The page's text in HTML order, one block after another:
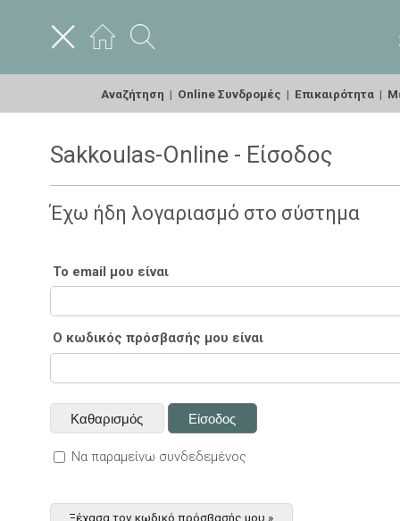
Αναζήτηση | Online Συνδρομές | Επικαιρότητα |
Sakkoulas-Online - Είσοδος
Έχω ήδη λογαριασμό στο σύστημα
Το email μου είναι
Ο κωδικός πρόσβασής μου είναι
Να παραμείνω συνδεδεμένος
Ξέχασα τον κωδικό πρόσβασής μου »